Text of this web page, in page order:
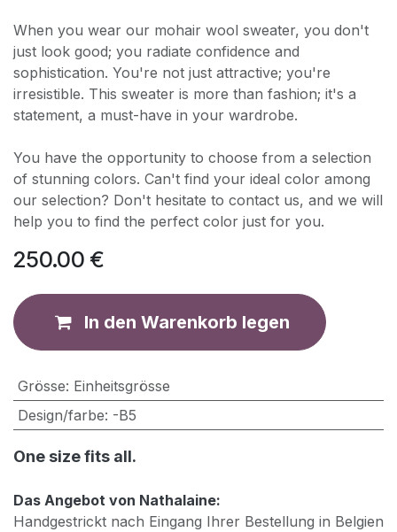
When you wear our mohair wool sweater, you don't
just look good; you radiate confidence and
sophistication. You're not just attractive; you're
irresistible. This sweater is more than fashion; it's a
statement, a must-have in your wardrobe.
You have the opportunity to choose from a selection
of stunning colors. Can't find your ideal color among
our selection? Don't hesitate to contact us, and we will
help you to find the perfect color just for you.
250.00 €
In den Warenkorb legen
Grösse: Einheitsgrösse
Design/farbe: -B5
One size fits all.
Das Angebot von Nathalaine:
Handgestrickt nach Eingang Ihrer Bestellung in Belgien